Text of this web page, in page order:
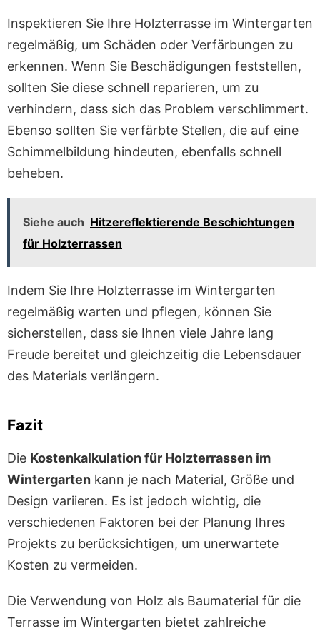
Inspektieren Sie Ihre Holzterrasse im Wintergarten
regelmäßig, um Schäden oder Verfärbungen zu
erkennen. Wenn Sie Beschädigungen feststellen,
sollten Sie diese schnell reparieren, um zu
verhindern, dass sich das Problem verschlimmert.
Ebenso sollten Sie verfärbte Stellen, die auf eine
Schimmelbildung hindeuten, ebenfalls schnell
beheben.
Siehe auch Hitzereflektierende Beschichtungen
für Holzterrassen
Indem Sie Ihre Holzterrasse im Wintergarten
regelmäßig warten und pflegen, können Sie
sicherstellen, dass sie Ihnen viele Jahre lang
Freude bereitet und gleichzeitig die Lebensdauer
des Materials verlängern.
Fazit
Die Kostenkalkulation für Holzterrassen im
Wintergarten kann je nach Material, Größe und
Design variieren. Es ist jedoch wichtig, die
verschiedenen Faktoren bei der Planung Ihres
Projekts zu berücksichtigen, um unerwartete
Kosten zu vermeiden.
Die Verwendung von Holz als Baumaterial für die
Terrasse im Wintergarten bietet zahlreiche